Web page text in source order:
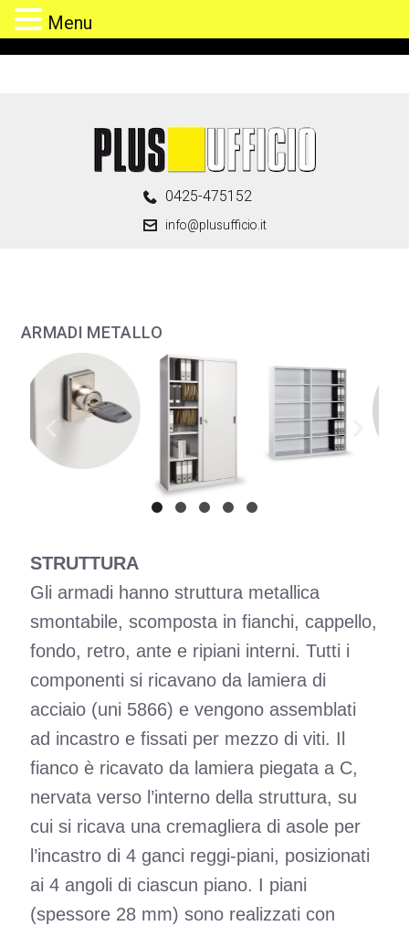
0425-475152
info@plusufficio.it
ARMADI METALLO
STRUTTURA
Gli armadi hanno struttura metallica
smontabile, scomposta in fianchi, cappello,
fondo, retro, ante e ripiani interni. Tutti i
componenti si ricavano da lamiera di
acciaio (uni 5866) e vengono assemblati
ad incastro e fissati per mezzo di viti. Il
fianco è ricavato da lamiera piegata a C,
nervata verso l’interno della struttura, su
cui si ricava una cremagliera di asole per
l’incastro di 4 ganci reggi-piani, posizionati
ai 4 angoli di ciascun piano. I piani
(spessore 28 mm) sono realizzati con
Menu